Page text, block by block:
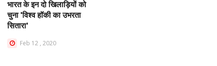
भारत के इन दो खिलाड़ियों को
चुना 'विश्व हॉकी का उभरता
सितारा'
Feb 12 , 2020